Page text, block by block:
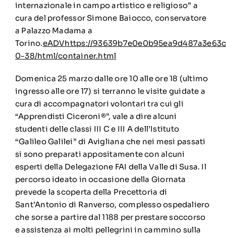
internazionale in campo artistico e religioso” a
cura del professor Simone Baiocco, conservatore
a Palazzo Madama a
Torino.eADVhttps://
0-38/html/container.html
Domenica 25 marzo dalle ore 10 alle ore 18 (ultimo
ingresso alle ore 17) si terranno le visite guidate a
cura di accompagnatori volontari tra cui gli
“Apprendisti Ciceroni®”, vale a dire alcuni
studenti delle classi III C e III A dell’Istituto
“Galileo Galilei” di Avigliana che nei mesi passati
si sono preparati appositamente con alcuni
esperti della Delegazione FAI della Valle di Susa. Il
percorso ideato in occasione della Giornata
prevede la scoperta della Precettoria di
Sant’Antonio di Ranverso, complesso ospedaliero
che sorse a partire dal 1188 per prestare soccorso
e assistenza ai molti pellegrini in cammino sulla